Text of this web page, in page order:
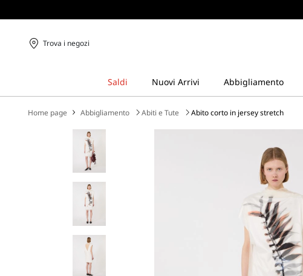
Trova i negozi
Home page Abbigliamento Abiti e Tute
Abito corto in jersey stretch